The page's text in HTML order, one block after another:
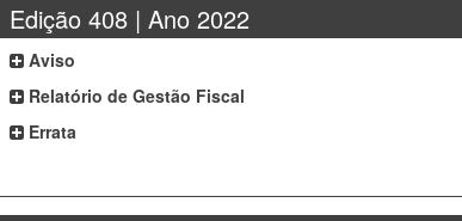
Edição 408 | Ano 2022
Aviso
Relatório de Gestão Fiscal
Errata